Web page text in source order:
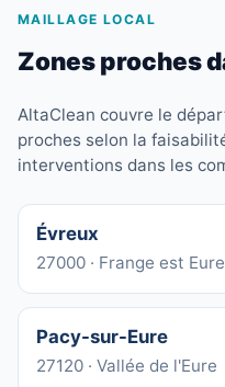
MAILLAGE LOCAL
Zones proches
AltaClean couvre le
proches selon la
interventions dans les
Évreux
27000 · Frange est Eure
Pacy-sur-Eure
27120 · Vallée de l'Eure